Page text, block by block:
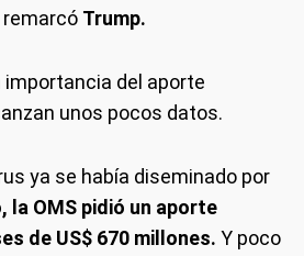
remarcó Trump.
importancia del aporte
unos pocos datos.
ya se había diseminado por
la OMS pidió un aporte
de US$ 670 millones. Y poco